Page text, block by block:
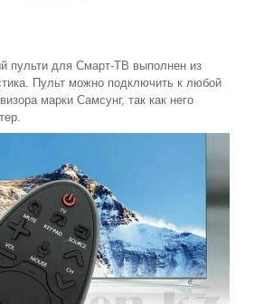
пульти для Смарт-ТВ выполнен из
Пульт можно подключить к любой
марки Самсунг, так как него